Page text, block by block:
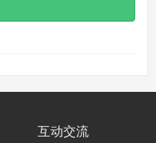
互动交流